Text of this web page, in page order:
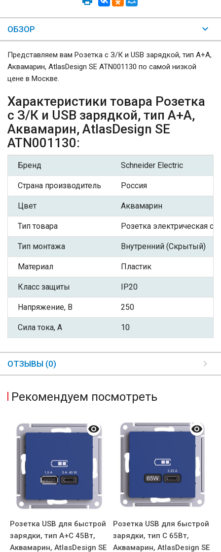
ОБЗОР
Представляем вам Розетка с З/К и USB зарядкой, тип А+A,
Аквамарин, AtlasDesign SE ATN001130 по самой низкой
цене в Москве.
Характеристики товара Розетка
с З/К и USB зарядкой, тип А+A,
Аквамарин, AtlasDesign SE
ATN001130:
Бренд Schneider Electric
Страна производитель Россия
Цвет Аквамарин
Тип товара Розетка электрическая с
Тип монтажа Внутренний (Скрытый)
Материал Пластик
Класс защиты IP20
Напряжение, В 250
Сила тока, А 10
ОТЗЫВЫ (0)
Рекомендуем посмотреть
Розетка USB для быстрой
зарядки, тип A+C 45Вт,
Аквамарин, AtlasDesign SE
Розетка USB для быстрой
зарядки, тип C 65Вт,
Аквамарин, AtlasDesign SE